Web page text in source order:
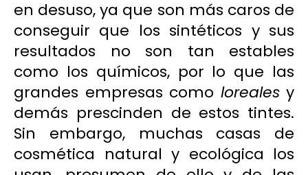
en desuso, ya que son más caros de
conseguir que los sintéticos y sus
resultados no son tan estables
como los químicos, por lo que las
grandes empresas como lorealesy
demás prescinden de estos tintes.
Sin embargo, muchas casas de
cosmética natural y ecológica los